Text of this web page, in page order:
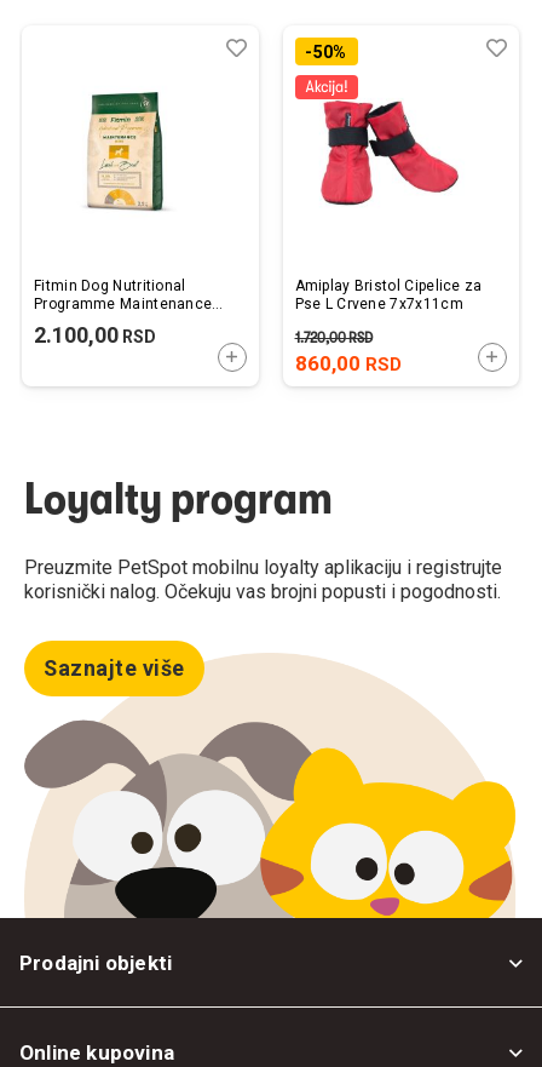
Fitmin Dog Nutritional
Programme Maintenance
Govedinom 2,5kg
2.100,00 RSD
DODAJTE U KORPU
Dodaj
Uporedi-50%
Amiplay Bristol Cipelice za
Pse L Crvene 7x7x11cm
860,00 RSD
1.720,00RSD
Loyalty program
Preuzmite PetSpot mobilnu loyalty aplikaciju i registrujte
korisnički nalog. Očekuju vas brojni popusti i pogodnosti.
Saznajte više
Prodajni objekti
Online kupovina